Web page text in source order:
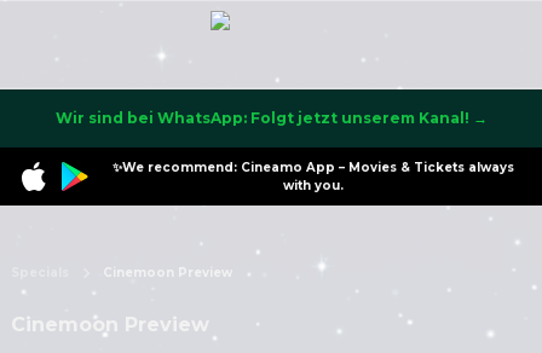
Wir sind bei WhatsApp: Folgt jetzt unserem Kanal! →
✨We recommend: Cineamo App – Movies & Tickets always
with you.
Cinemoon Preview
Cinemoon Preview